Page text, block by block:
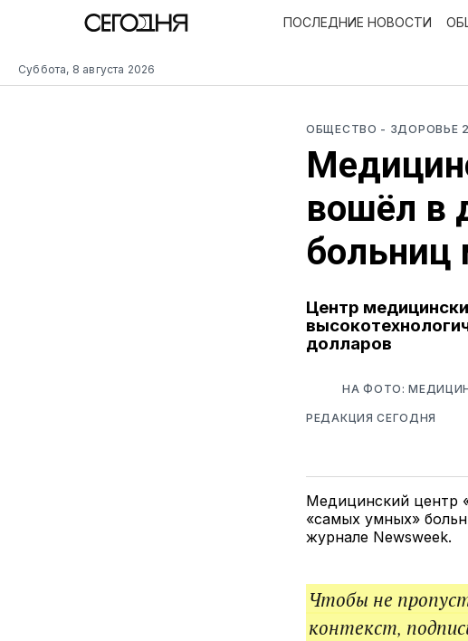
Суббота, 8 августа 2026
ПОСЛЕДНИЕ НОВОСТИ
ОБЩЕСТВО - ЗДОРОВЬЕ
вошёл в
больниц
Центр
долларов
НА ФОТО:
РЕДАКЦИЯ СЕГОДНЯ
Медицинский центр
«самых умных»
журнале Newsweek.
Чтобы не
контекст,